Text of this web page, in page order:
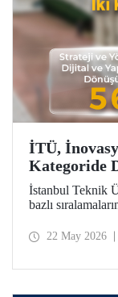
İTÜ,
Kategoride
İstanbul Teknik
bazlı
100’üncü oldu.
22 May 2026